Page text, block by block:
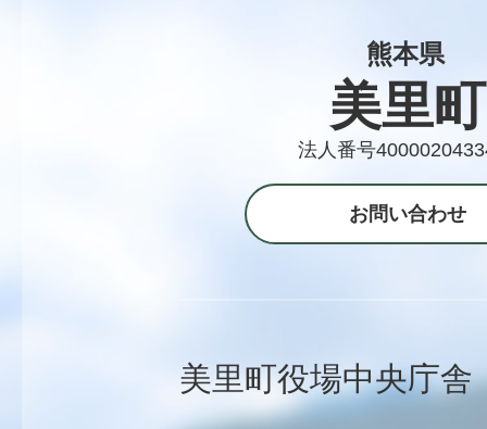
熊本県
美里町
法人番号
お問い合わせ
美里町役場中央庁舎